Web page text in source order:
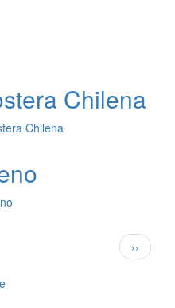
Chilena
Chilena
página
››